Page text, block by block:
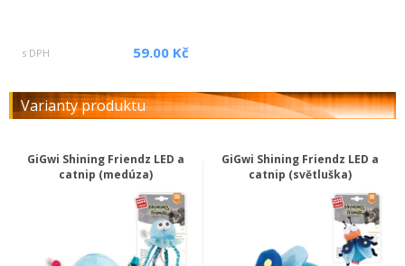
s DPH 59.00 Kč
Varianty produktu
GiGwi Shining Friendz LED a
catnip (medúza)
GiGwi Shining Friendz LED a
catnip (světluška)